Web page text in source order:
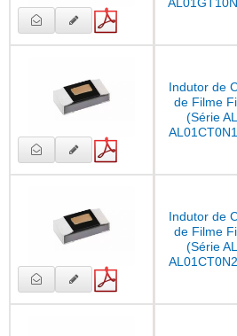
Indutor de
de Filme
(Série AL
Indutor de
de Filme
(Série AL